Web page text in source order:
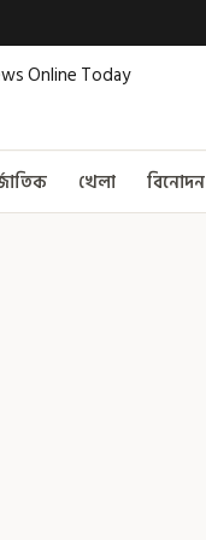
খেলা বিনোদন